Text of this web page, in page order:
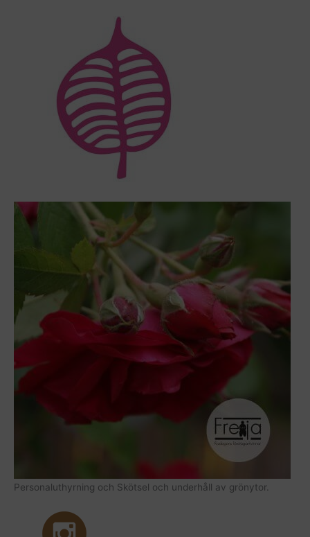
Personaluthyrning och Skötsel och underhåll av grönytor.